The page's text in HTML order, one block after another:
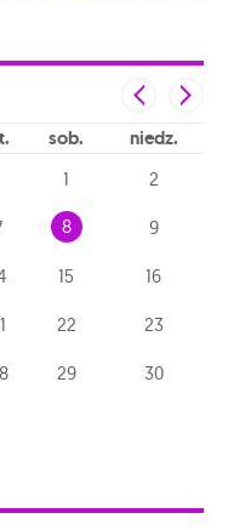
sob niedz
1 2
8 9
15 16
22 23
29 30